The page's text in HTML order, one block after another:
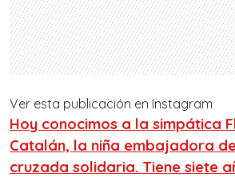
Ver esta publicación en Instagram
Hoy conocimos a la simpática
Catalán, la niña embajadora
cruzada solidaria. Tiene siete